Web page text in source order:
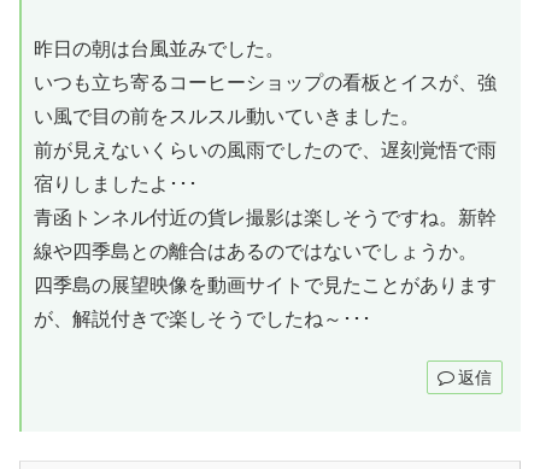
昨日の朝は台風並みでした。
いつも立ち寄るコーヒーショップの看板とイスが、強
い風で目の前をスルスル動いていきました。
前が見えないくらいの風雨でしたので、遅刻覚悟で雨
宿りしましたよ･･･
青函トンネル付近の貨レ撮影は楽しそうですね。新幹
線や四季島との離合はあるのではないでしょうか。
四季島の展望映像を動画サイトで見たことがあります
が、解説付きで楽しそうでしたね～･･･
返信